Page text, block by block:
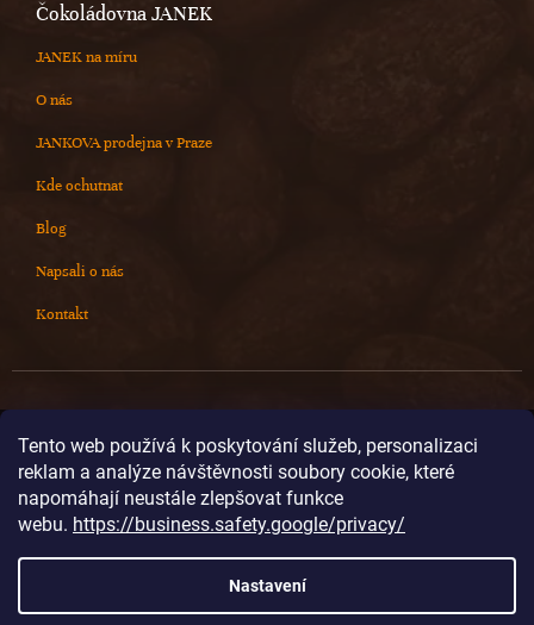
Tento web používá k poskytování služeb, personalizaci
reklam a analýze návštěvnosti soubory cookie, které
napomáhají neustále zlepšovat funkce
webu. https://business.safety.google/privacy/
Nastavení
Čokoládovna JANEK
JANEK na míru
O nás
JANKOVA prodejna v Praze
Kde ochutnat
Blog
Napsali o nás
Kontakt
info@cokoladovnajanek.cz
+420 778 716 678
@janek_chocolate